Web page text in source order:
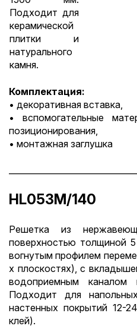
Подходит для
керамической
плитки и
натурального
камня.
Комплектация:
• декоративная вставка,
• вспомогательные
позиционирования,
• монтажная заглушка
HL053M/140
Решетка из
поверхностью толщиной
вогнутым профилем
х плоскостях), с
водоприемным
Подходит для
настенных покрытий 12-
клей).